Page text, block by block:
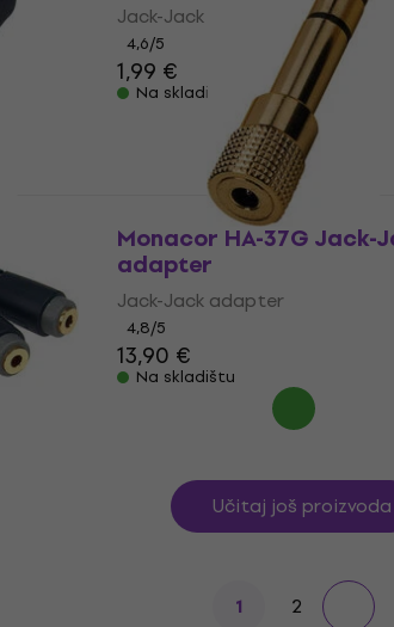
Jack-Jack adapter
4,6/5
1,99 €
Na skladištu
Monacor HA-37G Jack-
adapter
Jack-Jack adapter
4,8/5
13,90 €
Na skladištu
Učitaj još proizvoda
1 2